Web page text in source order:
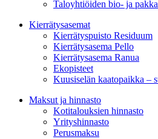
Taloyhtiöiden bio- ja
Kierrätysasemat
Kierrätyspuisto Residuum
Kierrätysasema Pello
Kierrätysasema Ranua
Ekopisteet
Kuusiselän kaatopaikka –
Maksut ja hinnasto
Kotitalouksien hinnasto
Yrityshinnasto
Perusmaksu